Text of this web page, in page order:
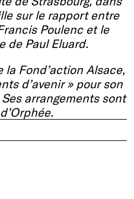
sur le rapport entre
Poulenc et le
de Paul Eluard.
la Fond’action Alsace,
d’avenir » pour son
arrangements sont